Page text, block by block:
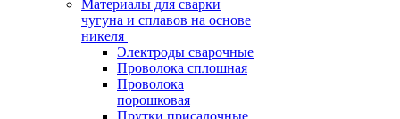
Материалы для сварки
чугуна и сплавов на основе
никеля
Электроды сварочные
Проволока сплошная
Проволока
порошковая
Прутки присадочные